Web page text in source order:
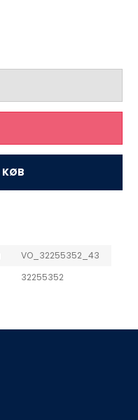
KØB
VO_32255352_43
32255352